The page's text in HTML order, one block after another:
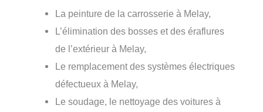
La peinture de la carrosserie à Melay,
L’élimination des bosses et des éraflures
de l’extérieur à Melay,
Le remplacement des systèmes électriques
défectueux à Melay,
Le soudage, le nettoyage des voitures à